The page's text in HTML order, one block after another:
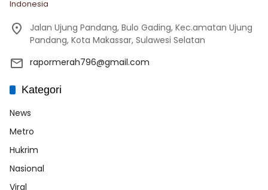
Indonesia
Jalan Ujung Pandang, Bulo Gading, Kec.amatan Ujung
Pandang, Kota Makassar, Sulawesi Selatan
rapormerah796@gmail.com
Kategori
News
Metro
Hukrim
Nasional
Viral